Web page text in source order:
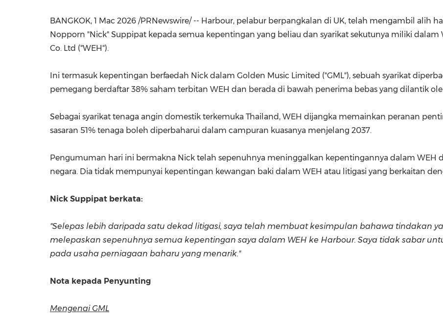
FIFA World Cup
BANGKOK, 1 Mac 2026 /PRNewswire/ -- Harbour, pelabur berpangkalan di UK, telah mengambil alih
Nopporn "Nick" Suppipat kepada semua kepentingan yang beliau dan syarikat sekutunya miliki
Co. Ltd ("WEH").
Ini termasuk kepentingan berfaedah Nick dalam Golden Music Limited ("GML"), sebuah syarikat
pemegang berdaftar 38% saham terbitan WEH dan berada di bawah penerima bebas yang dilantik
Sebagai syarikat tenaga angin domestik terkemuka Thailand, WEH dijangka memainkan peranan
sasaran 51% tenaga boleh diperbaharui dalam campuran kuasanya menjelang 2037.
Pengumuman hari ini bermakna Nick telah sepenuhnya meninggalkan kepentingannya dalam WEH
negara. Dia tidak mempunyai kepentingan kewangan baki dalam WEH atau litigasi yang berkaitan
Nick Suppipat berkata:
"Selepas lebih daripada satu dekad litigasi, saya telah membuat kesimpulan bahawa tindakan
melepaskan sepenuhnya semua kepentingan saya dalam WEH ke Harbour. Saya tidak sabar
pada usaha perniagaan baharu yang menarik."
Nota kepada Penyunting
Mengenai GML